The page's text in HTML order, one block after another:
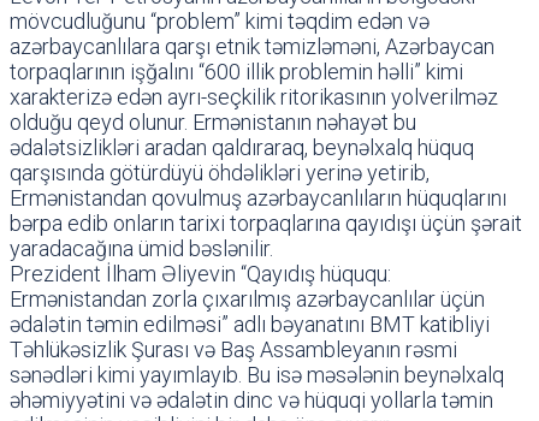
mövcudluğunu “problem” kimi təqdim edən və
azərbaycanlılara qarşı etnik təmizləməni, Azərbaycan
torpaqlarının işğalını “600 illik problemin həlli” kimi
xarakterizə edən ayrı-seçkilik ritorikasının yolverilməz
olduğu qeyd olunur. Ermənistanın nəhayət bu
ədalətsizlikləri aradan qaldıraraq, beynəlxalq hüquq
qarşısında götürdüyü öhdəlikləri yerinə yetirib,
Ermənistandan qovulmuş azərbaycanlıların hüquqlarını
bərpa edib onların tarixi torpaqlarına qayıdışı üçün şərait
yaradacağına ümid bəslənilir.
Prezident İlham Əliyevin “Qayıdış hüququ:
Ermənistandan zorla çıxarılmış azərbaycanlılar üçün
ədalətin təmin edilməsi” adlı bəyanatını BMT katibliyi
Təhlükəsizlik Şurası və Baş Assambleyanın rəsmi
sənədləri kimi yayımlayıb. Bu isə məsələnin beynəlxalq
əhəmiyyətini və ədalətin dinc və hüquqi yollarla təmin